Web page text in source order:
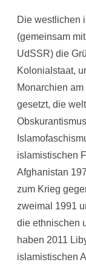
Die westlichen
(gemeinsam
UdSSR) die
Kolonialstaat,
Monarchien
gesetzt, die
islamistischen
Afghanistan
zum Krieg
zweimal 1991
die ethnischen
haben 2011
islamistischen